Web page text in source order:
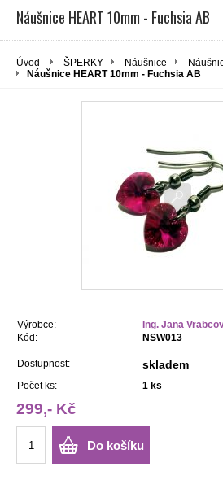
Náušnice HEART 10mm - Fuchsia AB
Úvod ŠPERKY Náušnice
Náušnice HEART 10mm - Fuchsia AB
Výrobce:
Ing. Jana
Kód:
NSW013
Dostupnost: skladem
Počet ks: 1 ks
299,- Kč
Do košíku